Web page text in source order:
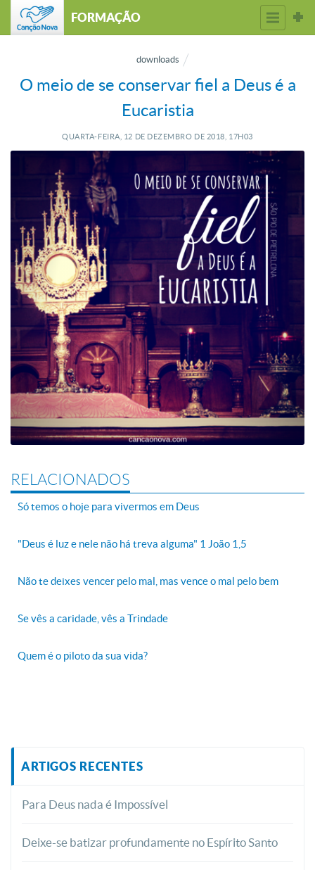
FORMAÇÃO
downloads
O meio de se conservar fiel a Deus é a
Eucaristia
QUARTA-FEIRA, 12 DE DEZEMBRO DE 2018, 17H03
RELACIONADOS
Só temos o hoje para vivermos em Deus
"Deus é luz e nele não há treva alguma" 1 João 1,5
Não te deixes vencer pelo mal, mas vence o mal pelo bem
Se vês a caridade, vês a Trindade
Quem é o piloto da sua vida?
ARTIGOS RECENTES
Para Deus nada é Impossível
Deixe-se batizar profundamente no Espírito Santo